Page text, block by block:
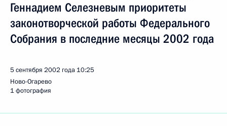
Геннадием Селезневым приоритеты
законотворческой работы Федерального
Собрания в последние месяцы 2002 года
5 сентября 2002 года 10:25
Ново-Огарево
1 фотография